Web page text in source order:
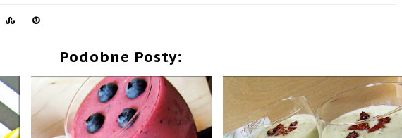
Podobne Posty: